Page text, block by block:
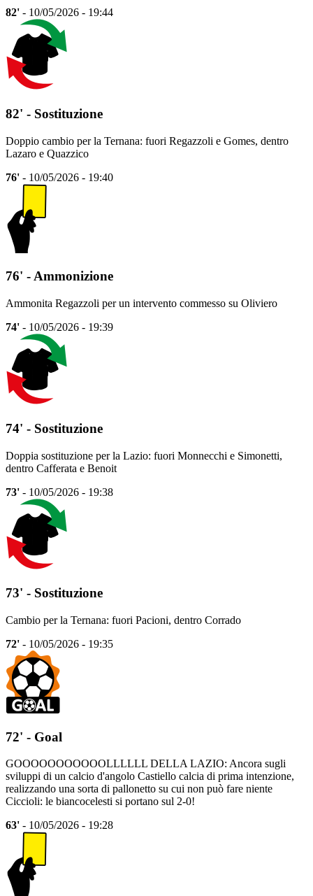
82' - 10/05/2026 - 19:44
82' - Sostituzione
Doppio cambio per la Ternana: fuori Regazzoli e Gomes, dentro
Lazaro e Quazzico
76' - 10/05/2026 - 19:40
76' - Ammonizione
Ammonita Regazzoli per un intervento commesso su Oliviero
74' - 10/05/2026 - 19:39
74' - Sostituzione
Doppia sostituzione per la Lazio: fuori Monnecchi e Simonetti,
dentro Cafferata e Benoit
73' - 10/05/2026 - 19:38
73' - Sostituzione
Cambio per la Ternana: fuori Pacioni, dentro Corrado
72' - 10/05/2026 - 19:35
72' - Goal
GOOOOOOOOOOOLLLLLL DELLA LAZIO: Ancora sugli
sviluppi di un calcio d'angolo Castiello calcia di prima intenzione,
realizzando una sorta di pallonetto su cui non può fare niente
Ciccioli: le biancocelesti si portano sul 2-0!
63' - 10/05/2026 - 19:28